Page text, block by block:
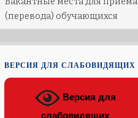
(перевода) обучающихся
ВЕРСИЯ ДЛЯ СЛАБОВИДЯЩИХ
Версия для
слабовидящих